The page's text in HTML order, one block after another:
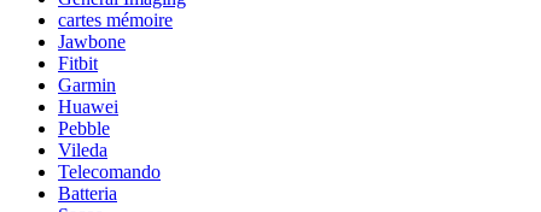
cartes mémoire
Jawbone
Fitbit
Garmin
Huawei
Pebble
Vileda
Telecomando
Batteria